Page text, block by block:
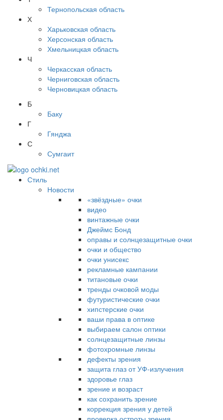
Тернопольская область
Х
Харьковская область
Херсонская область
Хмельницкая область
Ч
Черкасская область
Черниговская область
Черновицкая область
Б
Баку
Г
Гянджа
С
Сумгаит
Стиль
Новости
«звёздные» очки
видео
винтажные очки
Джеймс Бонд
оправы и солнцезащитные очки
очки и общество
очки унисекс
рекламные кампании
титановые очки
тренды очковой моды
футуристические очки
хипстерские очки
ваши права в оптике
выбираем салон оптики
солнцезащитные линзы
фотохромные линзы
дефекты зрения
защита глаз от УФ-излучения
здоровье глаз
зрение и возраст
как сохранить зрение
коррекция зрения у детей